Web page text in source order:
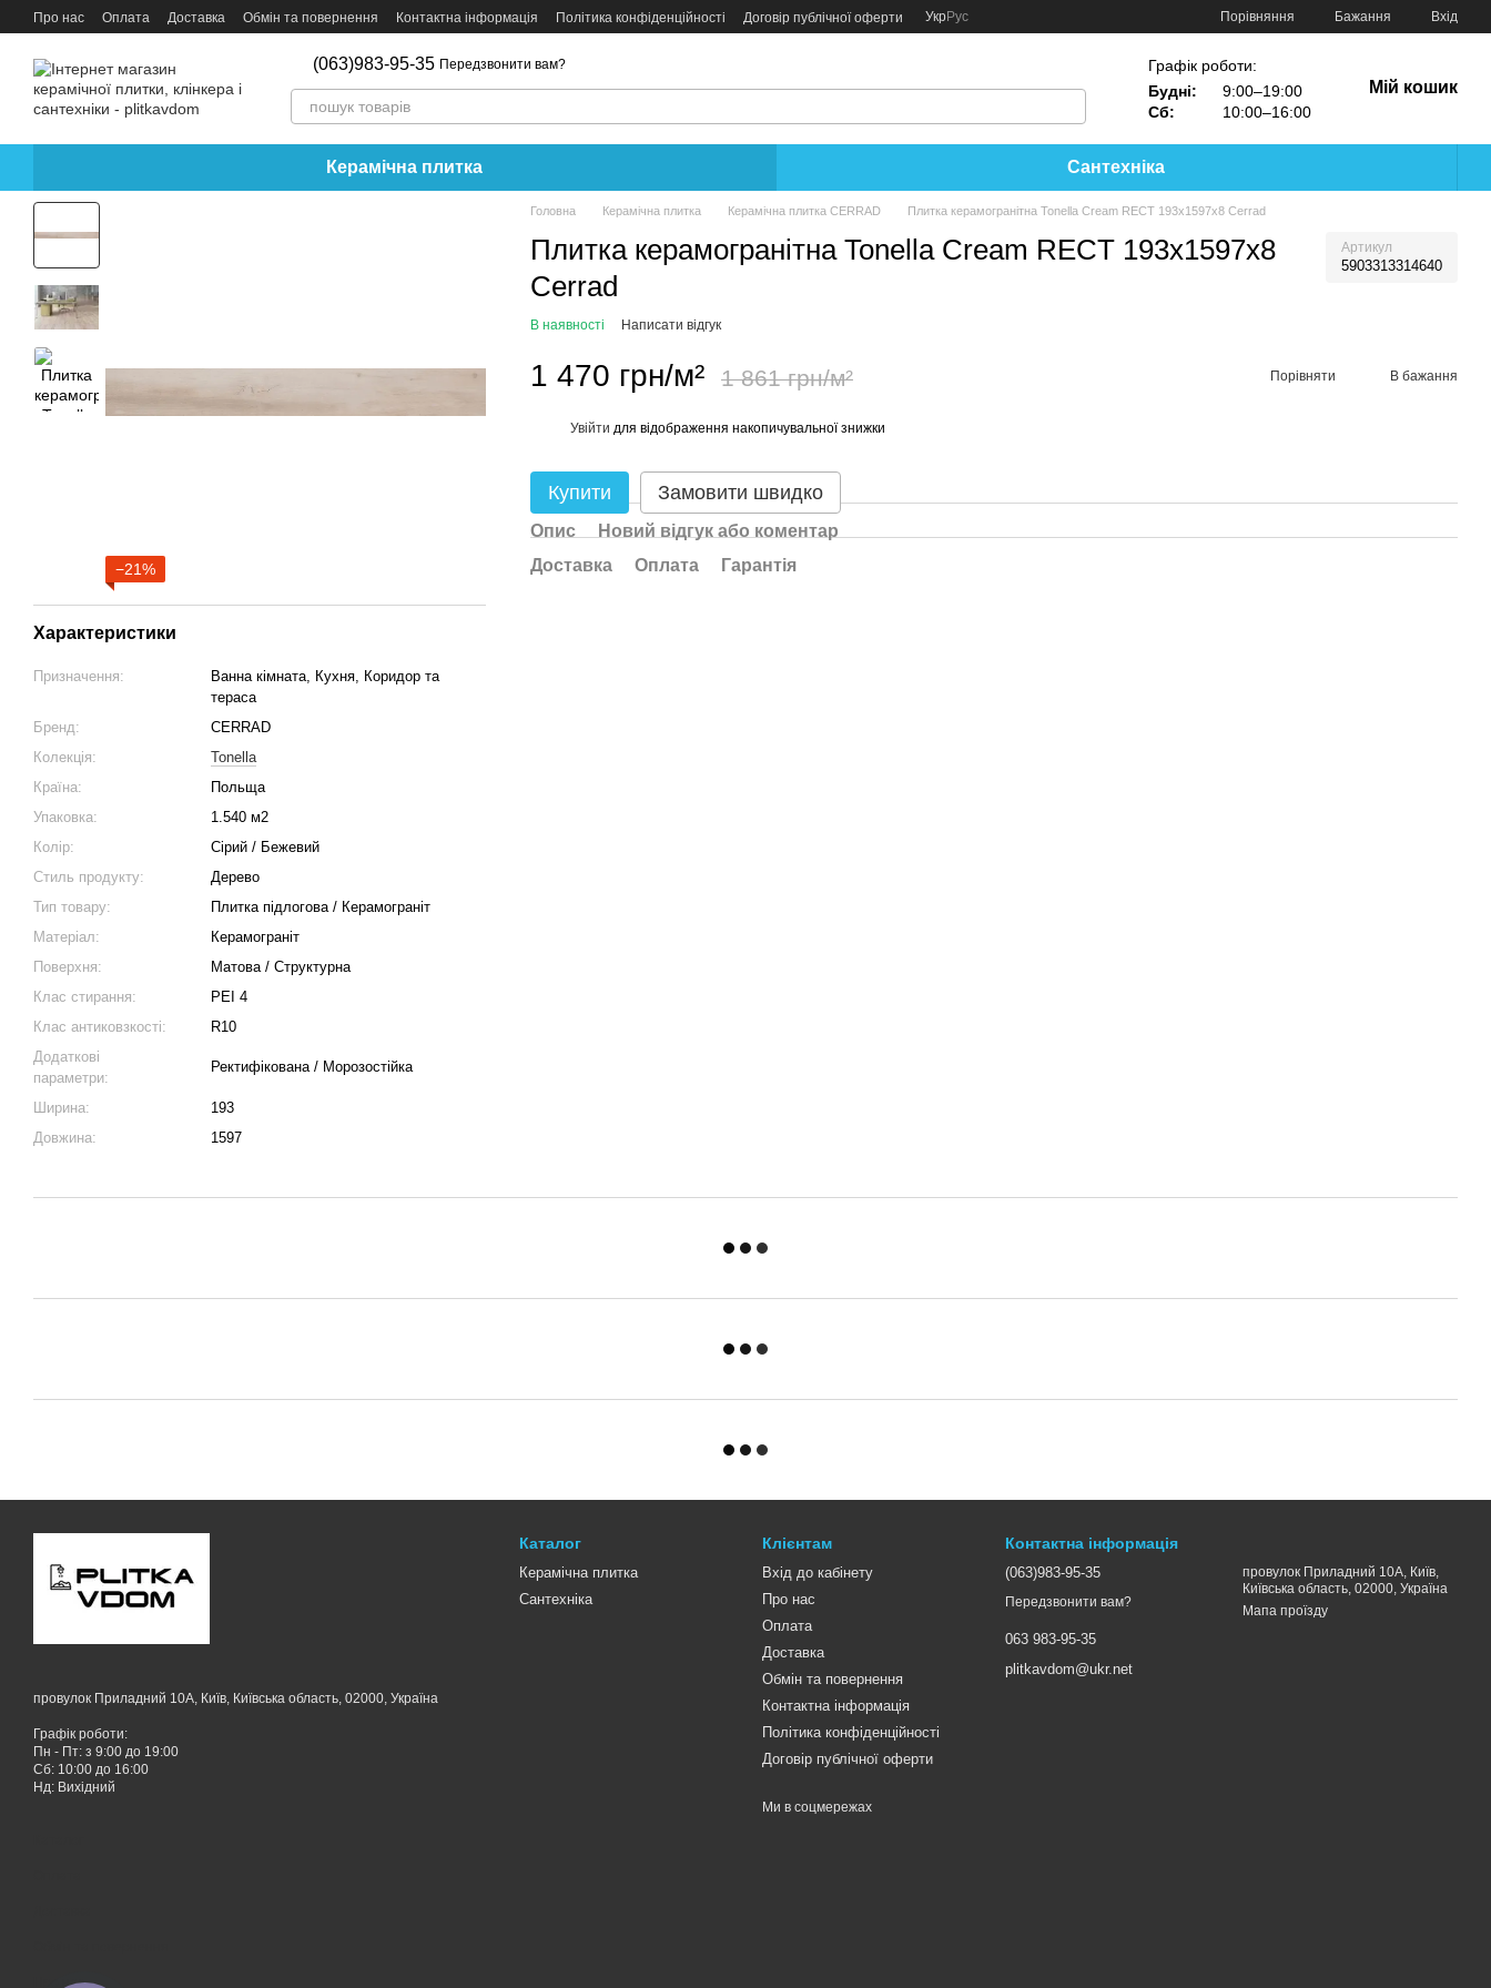
Перейти до основного контенту
Про нас Оплата Доставка Обмін та повернення Контактна інформація Політика конфіденційності Договір публічної оферти УкрРус Порівняння Бажання Вхід
(063)983-95-35 Передзвонити вам?
Графік роботи:
Будні:
9:00–19:00
Сб:
10:00–16:00
Мій кошик
Керамічна плитка Сантехніка
−21%
Характеристики
Призначення:
Ванна кімната, Кухня, Коридор та
тераса
Бренд:
CERRAD
Колекція:
Tonella
Країна:
Польща
Упаковка:
1.540 м2
Колір:
Сірий / Бежевий
Стиль продукту:
Дерево
Тип товару:
Плитка підлогова / Керамограніт
Матеріал:
Керамограніт
Поверхня:
Матова / Структурна
Клас стирання:
PEI 4
Клас антиковзкості:
R10
Додаткові
параметри:
Ректифікована / Морозостійка
Ширина:
193
Довжина:
1597
Головна Керамічна плитка Керамічна плитка CERRAD Плитка керамогранітна Tonella Cream RECT 193x1597x8 Cerrad
Плитка керамогранітна Tonella Cream RECT 193x1597x8
Cerrad
Артикул
5903313314640
В наявності Написати відгук
1 470 грн/м² 1 861 грн/м² Порівняти В бажання
Увійти для відображення накопичувальної знижки
Купити Замовити швидко
Опис
Новий відгук або коментар
Доставка
Оплата Гарантія
провулок Приладний 10А, Київ, Київська область, 02000, Україна
Графік роботи:
Пн - Пт: з 9:00 до 19:00
Сб: 10:00 до 16:00
Нд: Вихідний
Про нас
Каталог
Керамічна плитка
Сантехніка
Клієнтам
Вхід до кабінету
Про нас
Оплата
Доставка
Обмін та повернення
Контактна інформація
Політика конфіденційності
Договір публічної оферти
Ми в соцмережах
Контактна інформація
(063)983-95-35
Передзвонити вам?
063 983-95-35
plitkavdom@ukr.net
провулок Приладний 10А, Київ,
Київська область, 02000, Україна
Мапа проїзду